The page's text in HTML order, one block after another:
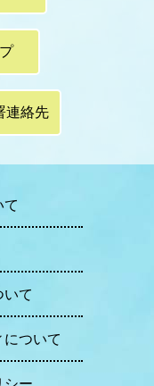
連絡先
て
いて
について